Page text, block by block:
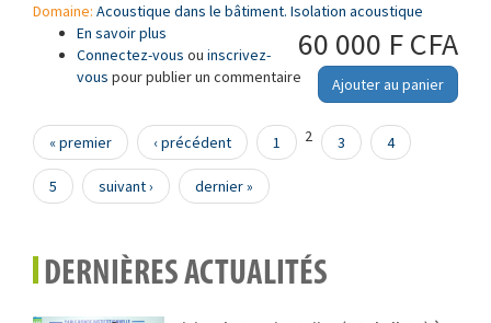
Domaine: Acoustique dans le bâtiment. Isolation acoustique
60 000 F CFA
Ajouter au panier
En savoir plus à propos de Acoustique — Mesurage par
intensité de l'isolation acoustique des
immeubles et des éléments de construction —
Partie 3: Mesurages en laboratoire à de
basses fréquences
Connectez-vous ou inscrivez-
vous pour publier un commentaire
Pages
« premier ‹ précédent 1 2 3 4
5 suivant › dernier »
DERNIÈRES ACTUALITÉS